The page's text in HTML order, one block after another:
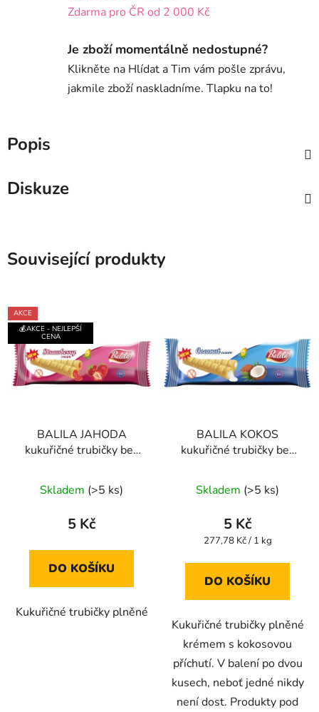
Zdarma pro ČR od 2 000 Kč
Je zboží momentálně nedostupné?
Klikněte na Hlídat a Tim vám pošle zprávu,
jakmile zboží naskladníme. Tlapku na to!
Popis
Diskuze
Související produkty
AKCE
💰AKCE - NEJLEPŠÍ
CENA
BALILA JAHODA
kukuřičné trubičky bez
hodnocení
produktu
5,0
z
hvězdiček.
Skladem (>5 ks)
5 Kč
DO KOŠÍKU
Kukuřičné trubičky plněné
BALILA KOKOS
kukuřičné trubičky bez
hodnocení
produktu
je
z
Skladem (>5 ks)
5 Kč
Měrná
277,78 Kč / 1 kg
DO KOŠÍKU
Kukuřičné trubičky plněné
krémem s kokosovou
příchutí. V balení po dvou
kusech, neboť jedné nikdy
není dost. Produkty pod